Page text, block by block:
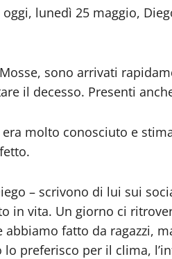
lunedì 25 maggio,
sono arrivati
il decesso. Presenti
era molto conosciuto e
– scrivono di lui sui
in vita. Un giorno ci
abbiamo fatto da ragazzi,
lo preferisco per il clima,